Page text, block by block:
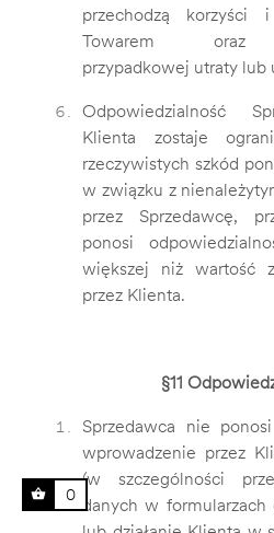
przechodzą
Towarem oraz
przypadkowej utraty lub
Odpowiedzialność
Klienta zostaje
rzeczywistych szkód
w związku z
przez Sprzedawcę,
ponosi
większej niż wartość
przez Klienta.
§11
Sprzedawca nie
wprowadzenie przez
(w szczególności
danych w formularzach
0